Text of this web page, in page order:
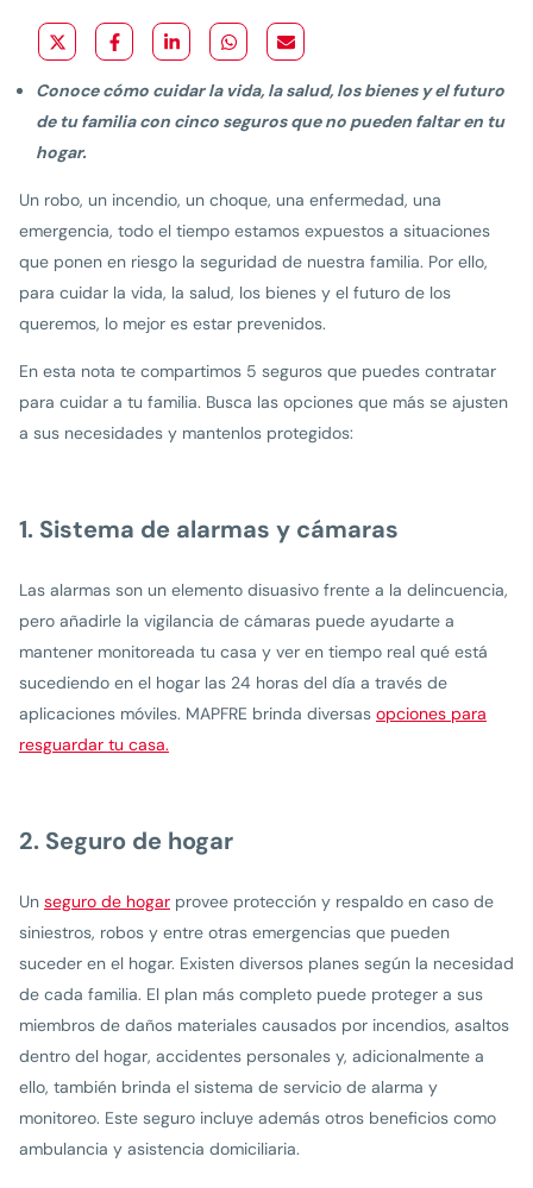
Conoce cómo cuidar la vida, la salud, los bienes y el futuro
de tu familia con cinco seguros que no pueden faltar en tu
hogar.
Un robo, un incendio, un choque, una enfermedad, una
emergencia, todo el tiempo estamos expuestos a situaciones
que ponen en riesgo la seguridad de nuestra familia. Por ello,
para cuidar la vida, la salud, los bienes y el futuro de los
queremos, lo mejor es estar prevenidos.
En esta nota te compartimos 5 seguros que puedes contratar
para cuidar a tu familia. Busca las opciones que más se ajusten
a sus necesidades y mantenlos protegidos:
1. Sistema de alarmas y cámaras
Las alarmas son un elemento disuasivo frente a la delincuencia,
pero añadirle la vigilancia de cámaras puede ayudarte a
mantener monitoreada tu casa y ver en tiempo real qué está
sucediendo en el hogar las 24 horas del día a través de
aplicaciones móviles. MAPFRE brinda diversas opciones para
resguardar tu casa.
2. Seguro de hogar
Un seguro de hogar provee protección y respaldo en caso de
siniestros, robos y entre otras emergencias que pueden
suceder en el hogar. Existen diversos planes según la necesidad
de cada familia. El plan más completo puede proteger a sus
miembros de daños materiales causados por incendios, asaltos
dentro del hogar, accidentes personales y, adicionalmente a
ello, también brinda el sistema de servicio de alarma y
monitoreo. Este seguro incluye además otros beneficios como
ambulancia y asistencia domiciliaria.